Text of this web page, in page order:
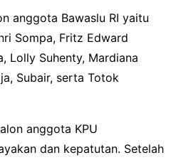
anggota Bawaslu RI yaitu
Sompa, Fritz Edward
Lolly Suhenty, Mardiana
Subair, serta Totok
anggota KPU
dan kepatutan. Setelah